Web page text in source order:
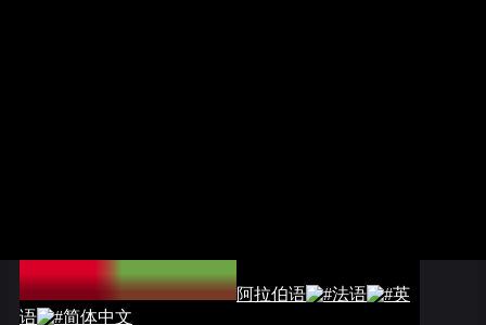
阿拉伯语 法语
英
语
简体中文